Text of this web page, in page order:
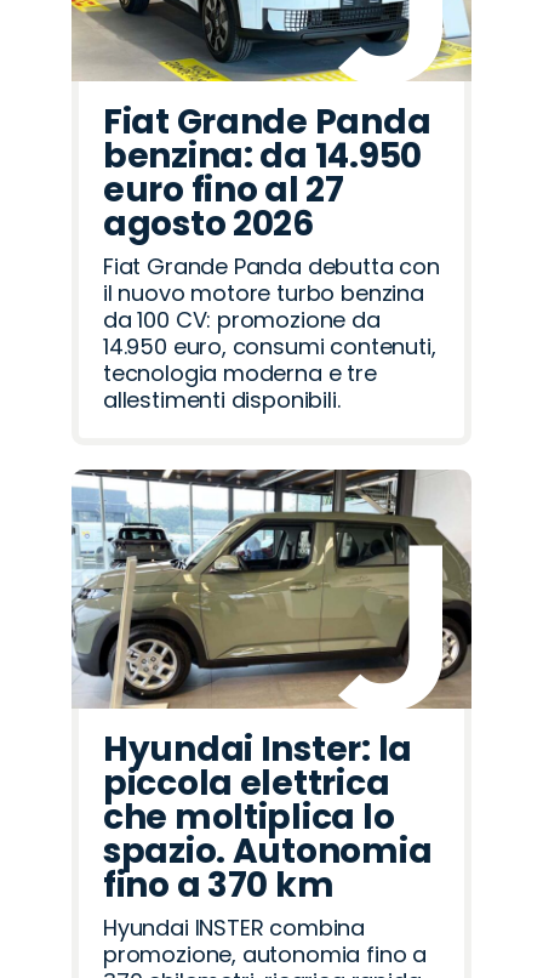
Fiat Grande Panda
benzina: da 14.950
euro fino al 27
agosto 2026
Fiat Grande Panda debutta con
il nuovo motore turbo benzina
da 100 CV: promozione da
14.950 euro, consumi contenuti,
tecnologia moderna e tre
allestimenti disponibili.
Hyundai Inster: la
piccola elettrica
che moltiplica lo
spazio. Autonomia
fino a 370 km
Hyundai INSTER combina
promozione, autonomia fino a